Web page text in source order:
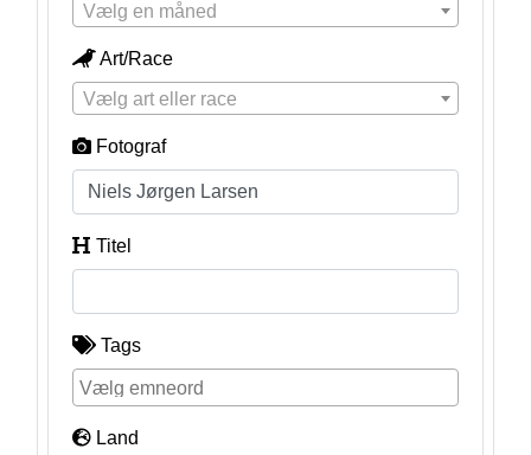
Vælg en måned
Art/Race
Vælg art eller race
Fotograf
Titel
Tags
Land